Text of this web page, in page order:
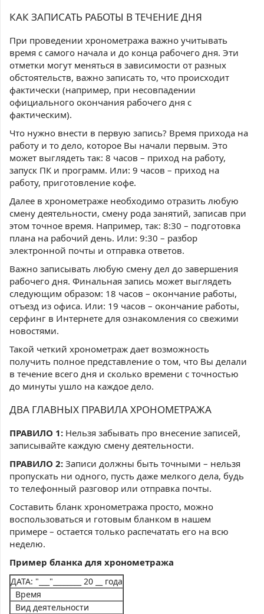
КАК ЗАПИСАТЬ РАБОТЫ В ТЕЧЕНИЕ ДНЯ
При проведении хронометража важно учитывать
время с самого начала и до конца рабочего дня. Эти
отметки могут меняться в зависимости от разных
обстоятельств, важно записать то, что происходит
фактически (например, при несовпадении
официального окончания рабочего дня с
фактическим).
Что нужно внести в первую запись? Время прихода на
работу и то дело, которое Вы начали первым. Это
может выглядеть так: 8 часов – приход на работу,
запуск ПК и программ. Или: 9 часов – приход на
работу, приготовление кофе.
Далее в хронометраже необходимо отразить любую
смену деятельности, смену рода занятий, записав при
этом точное время. Например, так: 8:30 – подготовка
плана на рабочий день. Или: 9:30 – разбор
электронной почты и отправка ответов.
Важно записывать любую смену дел до завершения
рабочего дня. Финальная запись может выглядеть
следующим образом: 18 часов – окончание работы,
отъезд из офиса. Или: 19 часов – окончание работы,
серфинг в Интернете для ознакомления со свежими
новостями.
Такой четкий хронометраж дает возможность
получить полное представление о том, что Вы делали
в течение всего дня и сколько времени с точностью
до минуты ушло на каждое дело.
ДВА ГЛАВНЫХ ПРАВИЛА ХРОНОМЕТРАЖА
ПРАВИЛО 1: Нельзя забывать про внесение записей,
записывайте каждую смену деятельности.
ПРАВИЛО 2: Записи должны быть точными – нельзя
пропускать ни одного, пусть даже мелкого дела, будь
то телефонный разговор или отправка почты.
Составить бланк хронометража просто, можно
воспользоваться и готовым бланком в нашем
примере – остается только распечатать его на всю
неделю.
Пример бланка для хронометража
ДАТА: "___"________ 20 __ года
Время
Вид деятельности